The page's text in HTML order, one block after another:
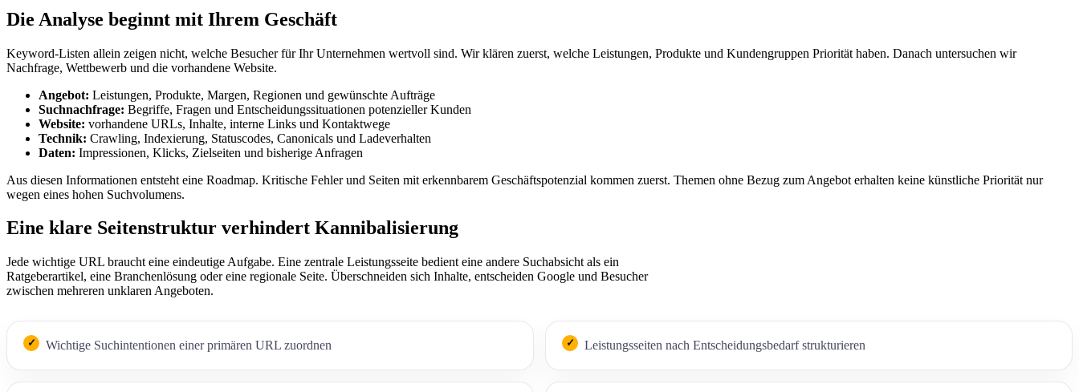
Die Analyse beginnt mit Ihrem Geschäft
Keyword-Listen allein zeigen nicht, welche Besucher für Ihr Unternehmen wertvoll sind. Wir klären zuerst, welche Leistungen, Produkte und Kundengruppen Priorität haben. Danach untersuchen wir
Nachfrage, Wettbewerb und die vorhandene Website.
Angebot: Leistungen, Produkte, Margen, Regionen und gewünschte Aufträge
Suchnachfrage: Begriffe, Fragen und Entscheidungssituationen potenzieller Kunden
Website: vorhandene URLs, Inhalte, interne Links und Kontaktwege
Technik: Crawling, Indexierung, Statuscodes, Canonicals und Ladeverhalten
Daten: Impressionen, Klicks, Zielseiten und bisherige Anfragen
Aus diesen Informationen entsteht eine Roadmap. Kritische Fehler und Seiten mit erkennbarem Geschäftspotenzial kommen zuerst. Themen ohne Bezug zum Angebot erhalten keine künstliche Priorität nur
wegen eines hohen Suchvolumens.
Eine klare Seitenstruktur verhindert Kannibalisierung
Jede wichtige URL braucht eine eindeutige Aufgabe. Eine zentrale Leistungsseite bedient eine andere Suchabsicht als ein
Ratgeberartikel, eine Branchenlösung oder eine regionale Seite. Überschneiden sich Inhalte, entscheiden Google und Besucher
zwischen mehreren unklaren Angeboten.
Wichtige Suchintentionen einer primären URL zuordnen Leistungsseiten nach Entscheidungsbedarf strukturieren